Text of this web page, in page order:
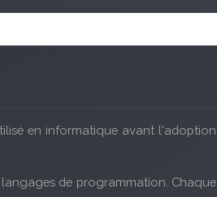
en informatique avant l'adoption
de programmation. Chaque